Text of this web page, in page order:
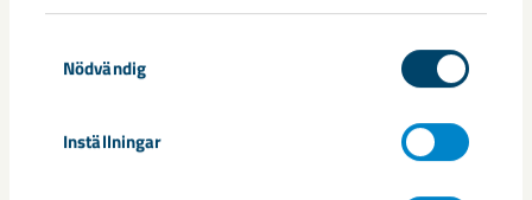
Nödvändig
Inställningar